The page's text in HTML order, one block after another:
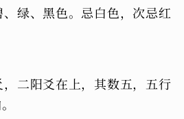
绿、黑色。忌白色，次忌红
二阳爻在上，其数五，五行